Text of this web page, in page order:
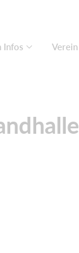
Infos Verein